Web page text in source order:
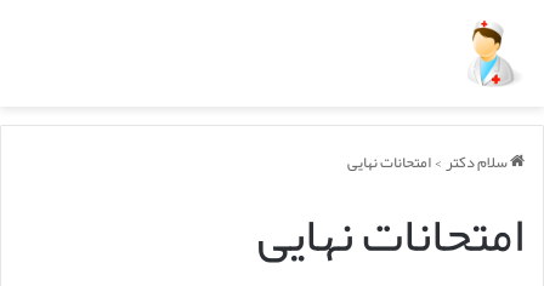
سلام دکتر>امتحانات نهایی
امتحانات نهایی